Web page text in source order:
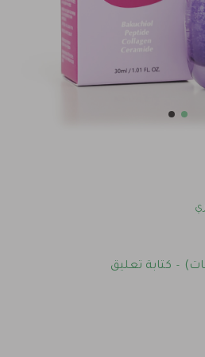
- كتابة تعليق